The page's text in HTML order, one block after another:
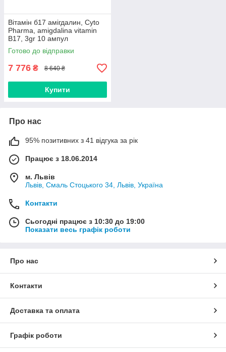
Вітамін б17 амігдалин, Cyto
Pharma, amigdalina vitamin
B17, 3gr 10 ампул
Готово до відправки
7 776 ₴ 8 640 ₴
Купити
Про нас
95% позитивних з 41 відгука за рік
Працює з 18.06.2014
м. Львів
Львів, Смаль Стоцького 34, Львів, Україна
Контакти
Сьогодні працює з 10:30 до 19:00
Показати весь графік роботи
Про нас
Контакти
Доставка та оплата
Графік роботи